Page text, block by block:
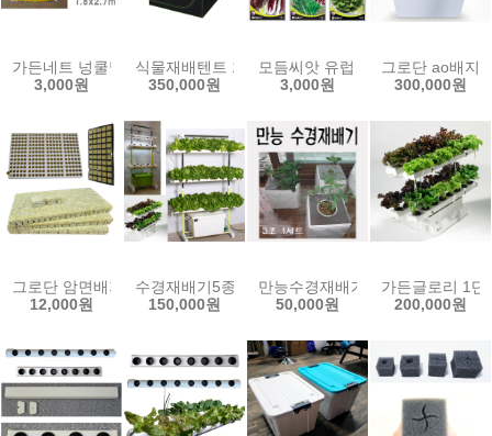
가든네트 넝쿨망 오이재배망 호박망 참외망 더덕망 넝쿨지지대
3,000원
식물재배텐트 120x120x200cm 캐나다 그로우텐트
350,000원
모듬씨앗 유럽 치커리 양상추 쌈
3,000원
그로단 ao배지
300,000원
그로단 암면배지 수경재배 발아용 블럭 큐브 양액재배
12,000원
수경재배기5종/양액재배기 인삼수경재배 LED수경
150,000원
만능수경재배기(3조)/고추재배기
50,000원
가든글로리 1
200,000원